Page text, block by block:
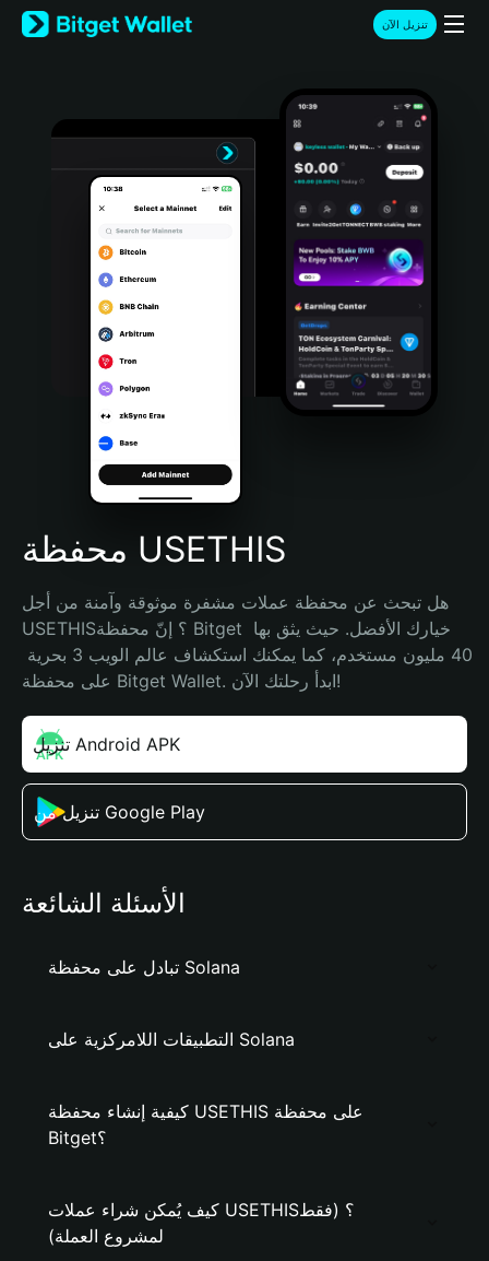
English
日本語
Türkçe
Português (Portugal)
Bahasa Indonesia
Português (Brasil)
Español (Argentina)
تنزيل الآن
محفظة USETHIS
هل تبحث عن محفظة عملات مشفرة موثوقة وآمنة من أجل
USETHIS؟ إنّ محفظة Bitget خيارك الأفضل. حيث يثق بها
على محفظة Bitget Wallet. ابدأ رحلتك الآن!
تنزيل Android APK
تنزيل من Google Play
الأسئلة الشائعة
تبادل على محفظة Solana
التطبيقات اللامركزية على Solana
كيفية إنشاء محفظة USETHIS على محفظة
Bitget؟
كيف يُمكن شراء عملات USETHIS؟ (فقط
لمشروع العملة)